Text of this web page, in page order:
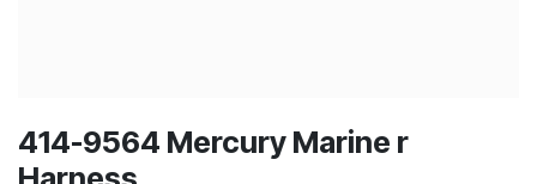
414-9564 Mercury Marine r